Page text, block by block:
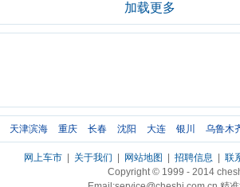
加载更多
天津滨海 重庆 长春 沈阳 大连 银川 乌鲁木
网上车市| 关于我们 网站地图 招聘信息
联
Copyright © 1999 - 2014